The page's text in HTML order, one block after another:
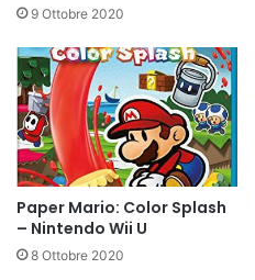
9 Ottobre 2020
Paper Mario: Color Splash
– Nintendo Wii U
8 Ottobre 2020